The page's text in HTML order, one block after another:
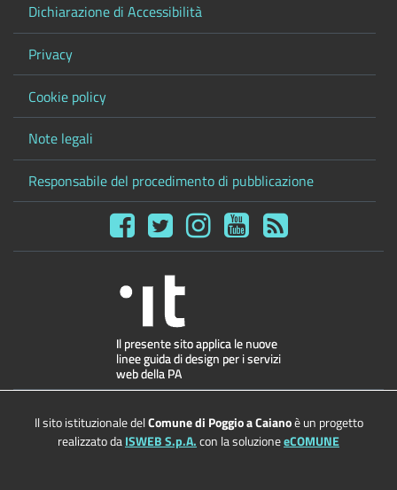
Dichiarazione di Accessibilità
Privacy
Cookie policy
Note legali
Responsabile del procedimento di pubblicazione
Il sito istituzionale delComune di Poggio a Caianoè un progetto
realizzato daISWEB S.p.A.con la soluzioneeCOMUNE